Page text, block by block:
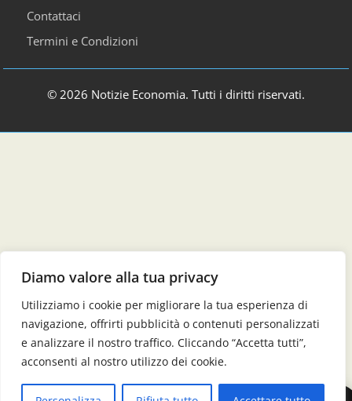
Diamo valore alla tua privacy
Utilizziamo i cookie per migliorare la tua esperienza di
navigazione, offrirti pubblicità o contenuti personalizzati
e analizzare il nostro traffico. Cliccando “Accetta tutti”,
acconsenti al nostro utilizzo dei cookie.
Contattaci
Termini e Condizioni
© 2026 Notizie Economia. Tutti i diritti riservati.